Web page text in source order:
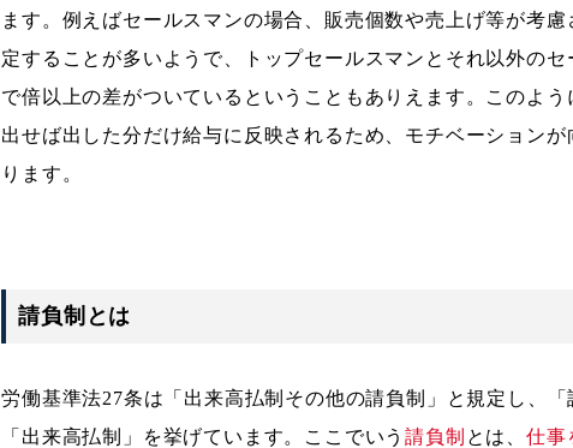
ます。例えばセールスマンの場合、販売個数や売上げ等が考
定することが多いようで、トップセールスマンとそれ以外の
で倍以上の差がついているということもありえます。このよ
出せば出した分だけ給与に反映されるため、モチベーション
ります。
請負制とは
労働基準法27条は「出来高払制その他の請負制」と規定し、
「出来高払制」を挙げています。ここでいう請負制 とは、 仕事